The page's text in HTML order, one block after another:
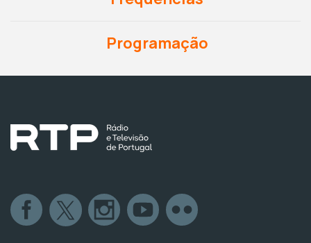
Programação